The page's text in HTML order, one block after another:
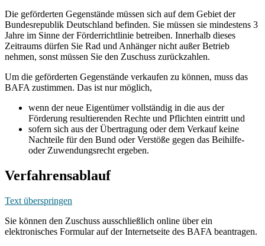
Die geförderten Gegenstände müssen sich auf dem Gebiet der
Bundesrepublik Deutschland befinden. Sie müssen sie mindestens 3
Jahre im Sinne der Förderrichtlinie betreiben. Innerhalb dieses
Zeitraums dürfen Sie Rad und Anhänger nicht außer Betrieb
nehmen, sonst müssen Sie den Zuschuss zurückzahlen.
Um die geförderten Gegenstände verkaufen zu können, muss das
BAFA zustimmen. Das ist nur möglich,
wenn der neue Eigentümer vollständig in die aus der
Förderung resultierenden Rechte und Pflichten eintritt und
sofern sich aus der Übertragung oder dem Verkauf keine
Nachteile für den Bund oder Verstöße gegen das Beihilfe-
oder Zuwendungsrecht ergeben.
Verfahrensablauf
Text überspringen
Sie können den Zuschuss ausschließlich online über ein
elektronisches Formular auf der Internetseite des BAFA beantragen.